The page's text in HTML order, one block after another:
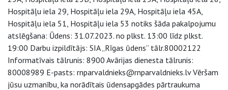
Hospitāļu iela 29, Hospitāļu iela 29A, Hospitāļu iela 45A,
Hospitāļu iela 51, Hospitāļu iela 53 notiks šāda pakalpojumu
atslēgšana: Ūdens: 31.07.2023. no plkst. 13:00 līdz plkst.
19:00 Darbu izpildītājs: SIA „Rīgas ūdens” tālr.80002122
Informatīvais tālrunis: 8900 Avārijas dienesta tālrunis:
80008989 E-pasts: rnparvaldnieks@rnparvaldnieks.lv Vēršam
jūsu uzmanību, ka norādītais ūdensapgādes pārtraukuma